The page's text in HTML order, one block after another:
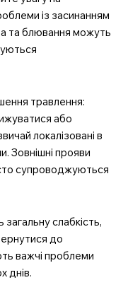
із засинанням
та блювання можуть
травлення:
або
локалізовані в
Зовнішні прояви
супроводжуються
слабкість,
до
важчі проблеми
днів.